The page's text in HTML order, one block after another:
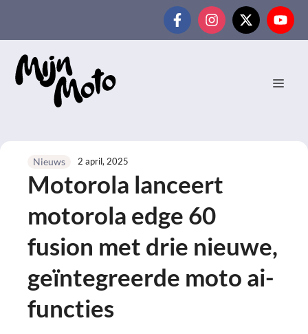
de
inhoud
Nieuws 2 april, 2025
Motorola lanceert
motorola edge 60
fusion met drie nieuwe,
geïntegreerde moto ai-
functies